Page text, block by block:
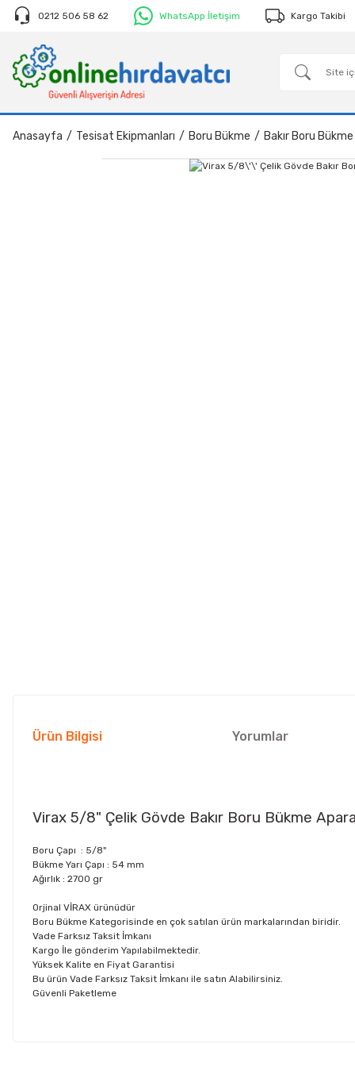
0212 506 58 62 WhatsApp İletişim Kargo Takibi
Anasayfa Tesisat Ekipmanları Boru Bükme Bakır Boru
Ürün Bilgisi Yorumlar
Virax 5/8" Çelik Gövde Bakır Boru Bükme
Boru Çapı : 5/8"
Bükme Yarı Çapı : 54 mm
Ağırlık : 2700 gr
Orjinal VİRAX ürünüdür
Boru Bükme Kategorisinde en çok satılan ürün markalarından biridir.
Vade Farksız Taksit İmkanı
Kargo İle gönderim Yapılabilmektedir.
Yüksek Kalite en Fiyat Garantisi
Bu ürün Vade Farksız Taksit İmkanı ile satın Alabilirsiniz.
Güvenli Paketleme